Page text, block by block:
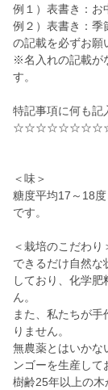
例１）表書き：お
例２）表書き：
の記載を必ずお願
※名入れの記載が
す。
特記事項に何も記
＜味＞
糖度平均17～18
です。
＜栽培のこだわり
できるだけ自然な
しており、化学
ん。
また、私たちが
りません。
無農薬とはいかな
ンゴーを生産して
樹齢25年以上の木